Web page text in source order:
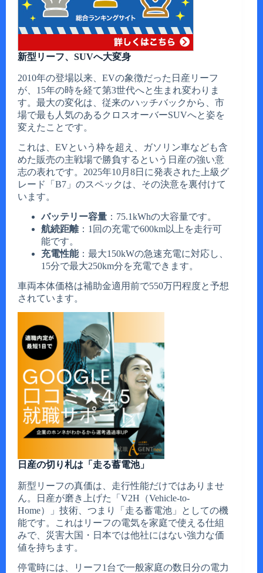
新型リーフ、SUVへ大変身
2010年の登場以来、EVの象徴だった日産リーフ
が、15年の時を経て第3世代へと生まれ変わりま
す。最大の変化は、従来のハッチバックから、市
場で最も人気のあるクロスオーバーSUVへと姿を
変えたことです。
これは、EVという枠を超え、ガソリン車なども含
めた販売の主戦場で勝負するという日産の強い意
志の表れです。2025年10月8日に発表された上級グ
レード「B7」のスペックは、その決意を裏付けて
います。
バッテリー容量 ：75.1kWhの大容量です。
航続距離：1回の充電で600km以上を走行可
能です。
充電性能：最大150kWの急速充電に対応し、
15分で最大250km分を充電できます。
車両本体価格は補助金適用前で550万円程度と予想
されています。
日産の切り札は「走る蓄電池」
新型リーフの真価は、走行性能だけではありませ
ん。日産が磨き上げた「V2H（Vehicle-to-
Home）」技術、つまり「走る蓄電池」としての機
能です。これはリーフの電気を家庭で使える仕組
みで、災害大国・日本では他社にはない強力な価
値を持ちます。
停電時には、リーフ1台で一般家庭の数日分の電力